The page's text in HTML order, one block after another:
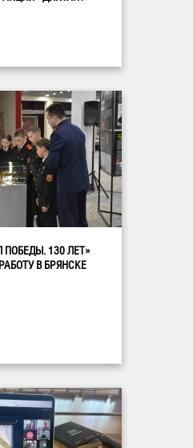
130 ЛЕТ»
В БРЯНСКЕ